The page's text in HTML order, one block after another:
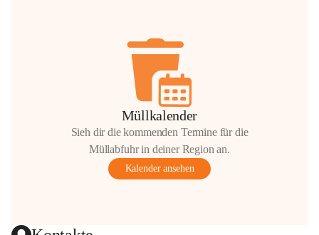
Müllkalender
Sieh dir die kommenden Termine für die
Müllabfuhr in deiner Region an.
Kalender ansehen